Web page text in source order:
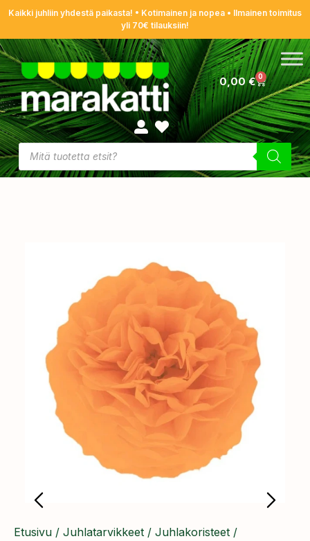
Kaikki juhliin yhdestä paikasta! • Kotimainen ja nopea • Ilmainen toimitus
yli 70€ tilauksiin!
0,00€ 0
Etusivu / Juhlatarvikkeet / Juhlakoristeet /